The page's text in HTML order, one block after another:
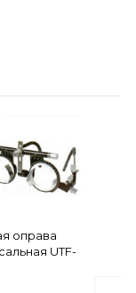
оправа
UTF-